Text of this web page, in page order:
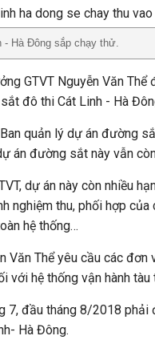
Hà Đông sắp chạy thử.
GTVT Nguyễn Văn
đô thi Cát Linh - Hà
quản lý dự án đường
án đường sắt này vẫn
dự án này còn nhiều
nghiệm thu, phối hợp
hệ thống…
Văn Thể yêu cầu các
với hệ thống vận hành
7, đầu tháng 8/2018
Hà Đông.